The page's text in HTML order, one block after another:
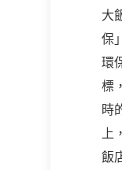
大
保
環
標
時
上
飯